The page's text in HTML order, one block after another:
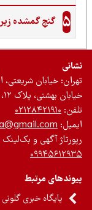
گنجِ گمشده زیر چرخ
خیابان شریعتی،
بهشتی، پلاک ۱۲، طبقه سوم، واحد ۵
۰۲۱۲۸۴۲۱۹۱۰
آگهی و بک‌لینک در
مرتبط
پایگاه خبری گلونی